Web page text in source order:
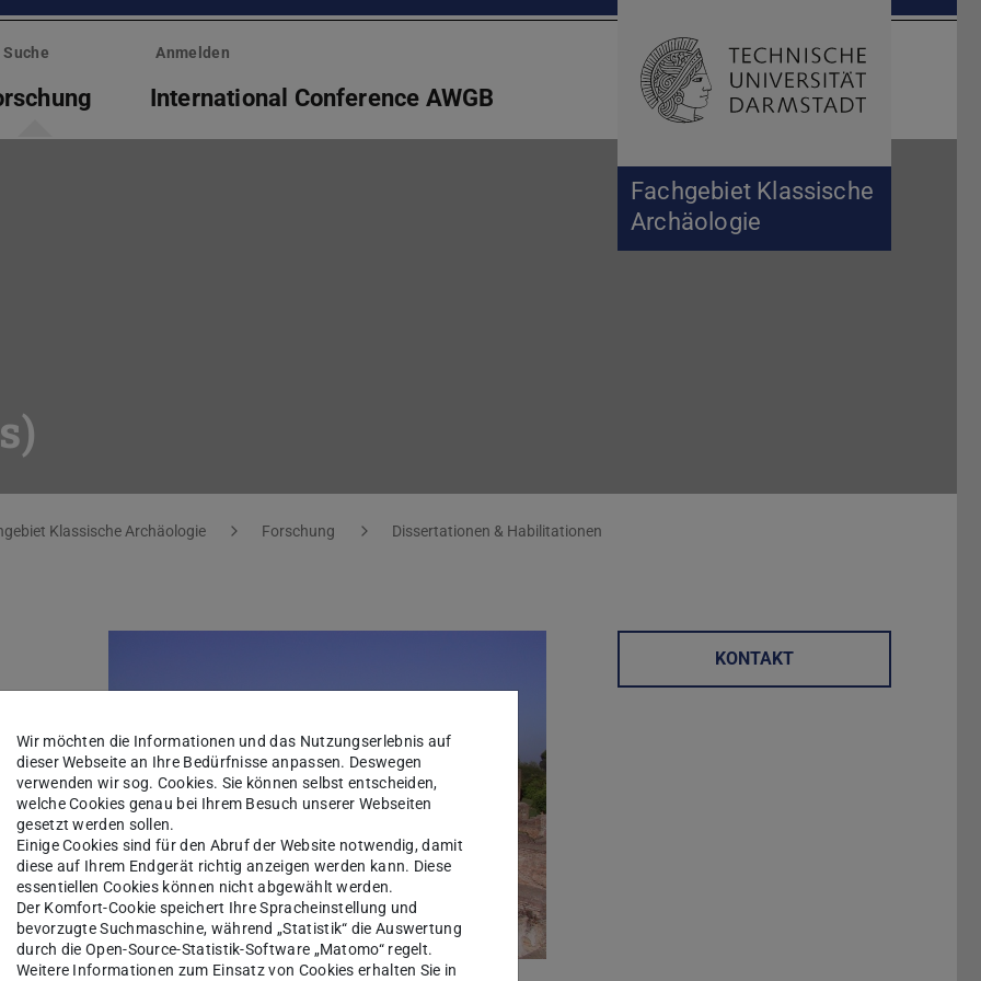
Fachgebiet Klassische
Archäologie
Suche Anmelden
International Conference AWGB Suche öffnen
Klassische Archäologie Forschung Dissertationen & Habilitationen
KONTAKT
Wir möchten die Informationen und das Nutzungserlebnis auf
dieser Webseite an Ihre Bedürfnisse anpassen. Deswegen
verwenden wir sog. Cookies. Sie können selbst entscheiden,
welche Cookies genau bei Ihrem Besuch unserer Webseiten
gesetzt werden sollen.
Einige Cookies sind für den Abruf der Website notwendig, damit
diese auf Ihrem Endgerät richtig anzeigen werden kann. Diese
essentiellen Cookies können nicht abgewählt werden.
Der Komfort-Cookie speichert Ihre Spracheinstellung und
bevorzugte Suchmaschine, während „Statistik“ die Auswertung
durch die Open-Source-Statistik-Software „Matomo“ regelt.
Weitere Informationen zum Einsatz von Cookies erhalten Sie in